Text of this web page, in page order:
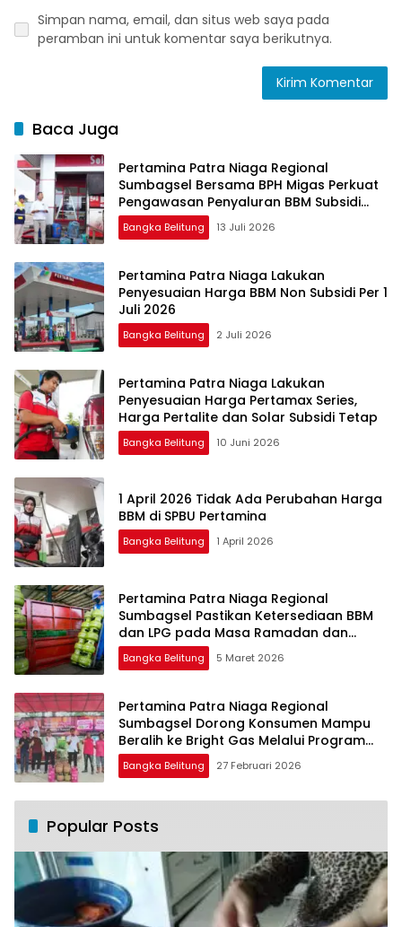
Simpan nama, email, dan situs web saya pada
peramban ini untuk komentar saya berikutnya.
Baca Juga
Pertamina Patra Niaga Regional
Sumbagsel Bersama BPH Migas Perkuat
Pengawasan Penyaluran BBM Subsidi
bagi Nelayan melalui Aplikasi XSTAR
Bangka Belitung 13 Juli 2026
Pertamina Patra Niaga Lakukan
Penyesuaian Harga BBM Non Subsidi Per 1
Juli 2026
Bangka Belitung 2 Juli 2026
Pertamina Patra Niaga Lakukan
Penyesuaian Harga Pertamax Series,
Harga Pertalite dan Solar Subsidi Tetap
Bangka Belitung 10 Juni 2026
1 April 2026 Tidak Ada Perubahan Harga
BBM di SPBU Pertamina
Bangka Belitung 1 April 2026
Pertamina Patra Niaga Regional
Sumbagsel Pastikan Ketersediaan BBM
dan LPG pada Masa Ramadan dan
Menjelang Idulfitri
Bangka Belitung 5 Maret 2026
Pertamina Patra Niaga Regional
Sumbagsel Dorong Konsumen Mampu
Beralih ke Bright Gas Melalui Program
Trade In di Belitung Timur
Bangka Belitung 27 Februari 2026
Popular Posts